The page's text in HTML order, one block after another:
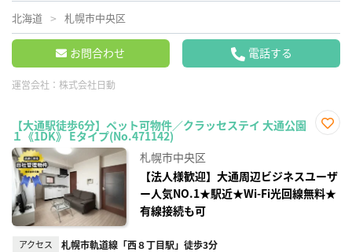
北海道 札幌市中央区
お問合わせ 電話する
運営会社： 株式会社日動
【大通駅徒歩6分】ペット可物件／クラッセステイ 大通公園
１《1DK》 Eタイプ(No.471142)
録
札幌市中央区
【法人様歓迎】大通周辺ビジネスユーザ
ー人気NO.1★駅近★Wi-Fi光回線無料★
有線接続も可
アクセス 札幌市軌道線「西８丁目駅」徒歩3分